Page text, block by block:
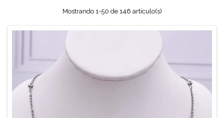
Mostrando 1-50 de 146 artículo(s)